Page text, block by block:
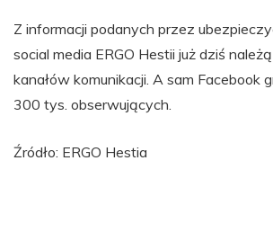
Z informacji podanych przez
social media ERGO Hestii już dziś
kanałów komunikacji. A sam Facebook
300 tys. obserwujących.
Źródło: ERGO Hestia